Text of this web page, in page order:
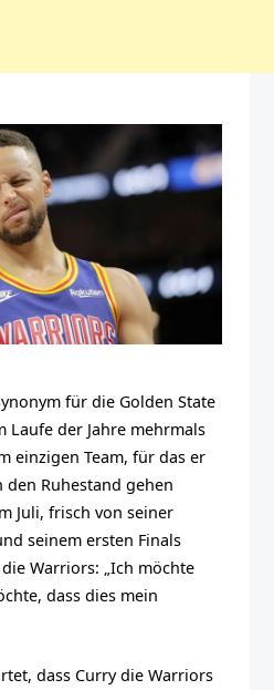
für die Golden State
Laufe der Jahre mehrmals
einzigen Team, für das er
den Ruhestand gehen
Juli, frisch von seiner
seinem ersten Finals
Warriors: „Ich möchte
dass dies mein
dass Curry die Warriors